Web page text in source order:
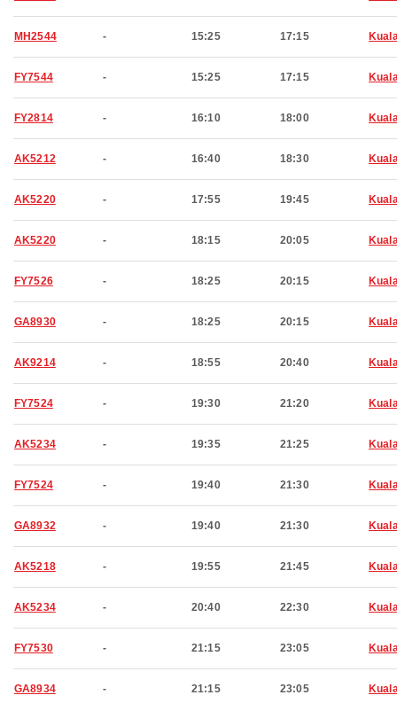
MH2544 - 15:25 17:15
FY7544 - 15:25 17:15
FY2814 - 16:10 18:00
AK5212 - 16:40 18:30
AK5220 - 17:55 19:45
AK5220 - 18:15 20:05
FY7526 - 18:25 20:15
GA8930 - 18:25 20:15
AK9214 - 18:55 20:40
FY7524 - 19:30 21:20
AK5234 - 19:35 21:25
FY7524 - 19:40 21:30
GA8932 - 19:40 21:30
AK5218 - 19:55 21:45
AK5234 - 20:40 22:30
FY7530 - 21:15 23:05
GA8934 - 21:15 23:05